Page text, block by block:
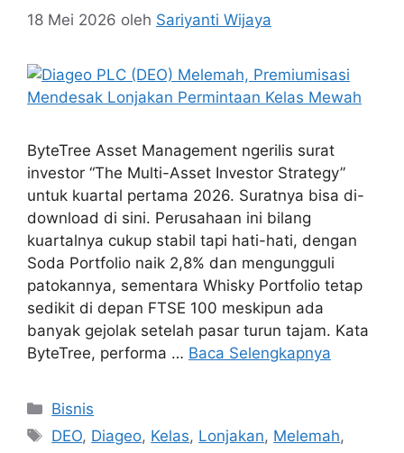
18 Mei 2026 oleh Sariyanti Wijaya
ByteTree Asset Management ngerilis surat
investor “The Multi-Asset Investor Strategy”
untuk kuartal pertama 2026. Suratnya bisa di-
download di sini. Perusahaan ini bilang
kuartalnya cukup stabil tapi hati-hati, dengan
Soda Portfolio naik 2,8% dan mengungguli
patokannya, sementara Whisky Portfolio tetap
sedikit di depan FTSE 100 meskipun ada
banyak gejolak setelah pasar turun tajam. Kata
ByteTree, performa … Baca Selengkapnya
Kategori
Bisnis
Tag
DEO, Diageo, Kelas, Lonjakan, Melemah,